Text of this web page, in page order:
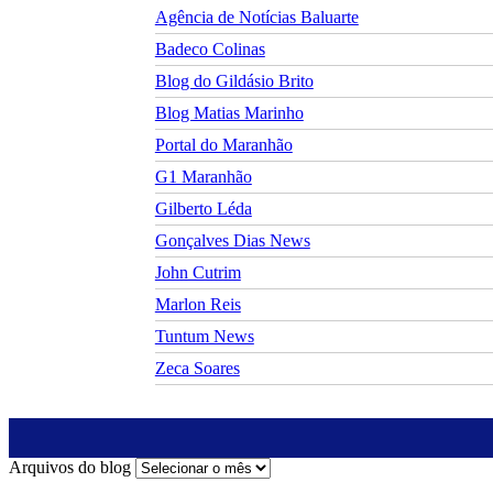
Agência de Notícias Baluarte
Badeco Colinas
Blog do Gildásio Brito
Blog Matias Marinho
Portal do Maranhão
G1 Maranhão
Gilberto Léda
Gonçalves Dias News
John Cutrim
Marlon Reis
Tuntum News
Zeca Soares
Arquivos do blog